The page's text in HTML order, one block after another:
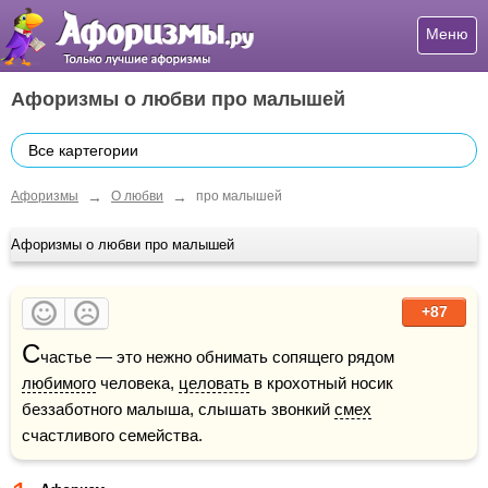
Меню
Афоризмы о любви про малышей
Все картегории
Афоризмы → О любви → про малышей
Афоризмы о любви про малышей
+87
С
любимого человека, целовать в крохотный носик
беззаботного малыша, слышать звонкий смех
счастливого семейства.